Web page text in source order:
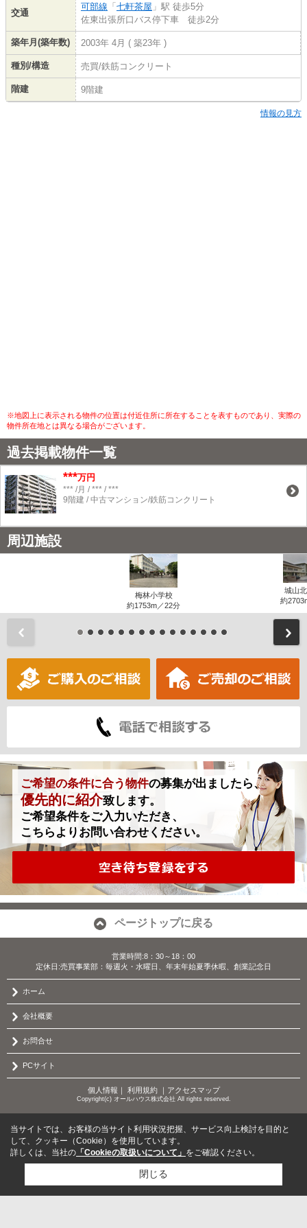
交通
可部線 「七軒茶屋 」駅 徒歩5分
佐東出張所口バス停下車 徒歩2分
築年月(築年数) 2003年 4月 ( 築23年 )
種別/構造 売買/鉄筋コンクリート
階建 9階建
情報の見方
※地図上に表示される物件の位置は付近住所に所在することを表すものであり、実際の
物件所在地とは異なる場合がございます。
過去掲載物件一覧
***万円
*** /月 / *** / ***
9階建 / 中古マンション/鉄筋コンクリート
周辺施設
梅林小学校
約1753m／22分
城山
約
ご希望の条件に合う物件の募集が出ましたら、
優先的に紹介致します。
ご希望条件をご入力いただき、
こちらよりお問い合わせください。
ページトップに戻る
営業時間:8：30～18：00
定休日:売買事業部：毎週火・水曜日、年末年始夏季休暇、創業記念日
ホーム
会社概要
お問合せ
PCサイト
個人情報 ｜ 利用規約｜ アクセスマップ
Copyright(c) オールハウス株式会社 All rights reserved.
当サイトでは、お客様の当サイト利用状況把握、サービス向上検討を目的と
して、クッキー（Cookie）を使用しています。
詳しくは、当社の 「Cookieの取扱いについて」 をご確認ください。
閉じる